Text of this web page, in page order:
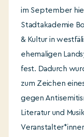
im September
Stadtakademie
& Kultur in
ehemaligen
fest. Dadurch
zum Zeichen
gegen
Literatur und